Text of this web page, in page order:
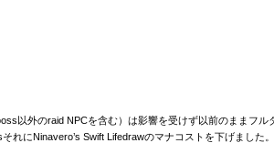
以外のraid NPCを含む）は影響を受けず以前のままフル
れにNinavero’s Swift Lifedrawのマナコストを下げました。